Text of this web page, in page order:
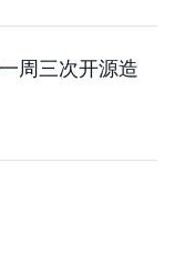
周三次开源造